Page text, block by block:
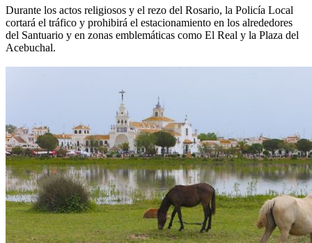
Durante los actos religiosos y el rezo del Rosario, la Policía Local
cortará el tráfico y prohibirá el estacionamiento en los alrededores
del Santuario y en zonas emblemáticas como El Real y la Plaza del
Acebuchal.